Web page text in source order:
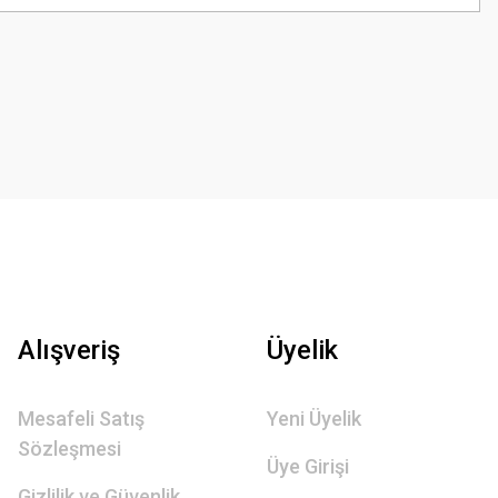
Alışveriş
Mesafeli Satış
Sözleşmesi
Üyelik
Yeni Üyelik
Üye Girişi